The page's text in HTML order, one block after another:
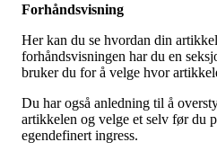
Forhåndsvisning
Her kan du se hvordan din
forhåndsvisningen har du en
bruker du for å velge hvor
Du har også anledning til å
artikkelen og velge et selv før du
egendefinert ingress.